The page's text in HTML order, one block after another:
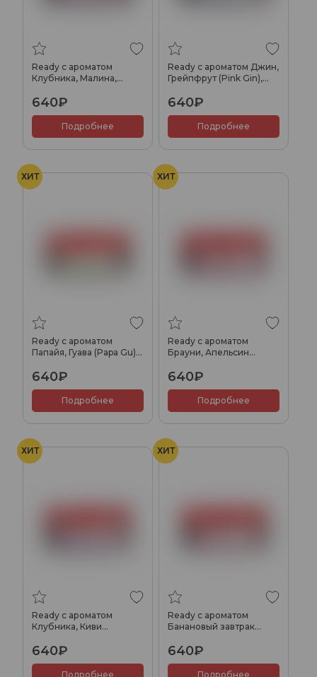
Ready с ароматом
Клубника, Малина,
100гр.
640₽
Подробнее
Ready с ароматом Джин,
Грейпфрут (Pink Gin),
640₽
Подробнее
ХИТ
Ready с ароматом
Папайя, Гуава (Papa Gu),
640₽
Подробнее
ХИТ
Ready с ароматом
Брауни, Апельсин
640₽
Подробнее
ХИТ
Ready с ароматом
Клубника, Киви
640₽
Подробнее
ХИТ
Ready с ароматом
Банановый завтрак
640₽
Подробнее